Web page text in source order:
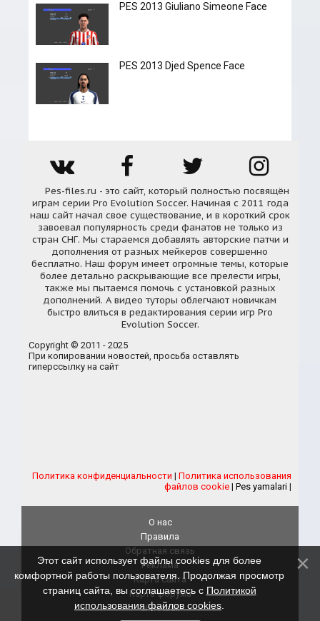
PES 2013 Giuliano Simeone Face
PES 2013 Djed Spence Face
Pes-files.ru - это сайт, который полностью посвящён
играм серии Pro Evolution Soccer. Начиная с 2011 года
наш сайт начал свое существование, и в короткий срок
завоевал популярность среди фанатов не только из
стран СНГ. Мы стараемся добавлять авторские патчи и
дополнения от разных мейкеров совершенно
бесплатно. Наш форум имеет огромные темы, которые
более детально раскрывающие все прелести игры,
также мы пытаемся помочь с установкой разных
дополнений. А видео туторы облегчают новичкам
быстро влиться в редактирования серии игр Pro
Evolution Soccer.
Copyright © 2011 - 2025
При копировании новостей, просьба оставлять
гиперссылку на сайт
Политика конфиденциальности | Политика использования
файлов cookie | Pes yamalari |
О нас
Правила
Обратная связь
Реклама
Карта сайта
Карта форума
eFootball
Этот сайт использует файлы cookies для более
комфортной работы пользователя. Продолжая просмотр
страниц сайта, вы соглашаетесь с Политикой
использования файлов cookies